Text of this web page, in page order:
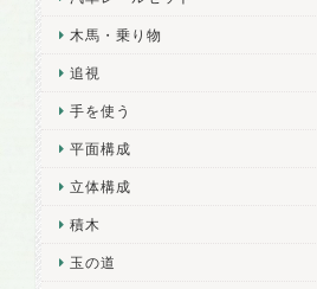
木馬・乗り物
追視
手を使う
平面構成
立体構成
積木
玉の道